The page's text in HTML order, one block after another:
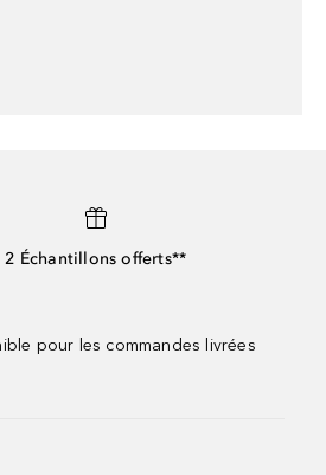
2 Échantillons offerts**
pour les commandes livrées